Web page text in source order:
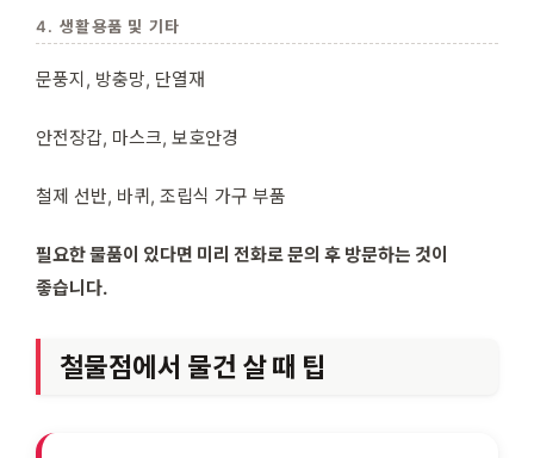
4. 생활용품 및 기타
문풍지, 방충망, 단열재
안전장갑, 마스크, 보호안경
철제 선반, 바퀴, 조립식 가구 부품
필요한 물품이 있다면 미리 전화로 문의 후 방문하는 것이
좋습니다.
철물점에서 물건 살 때 팁